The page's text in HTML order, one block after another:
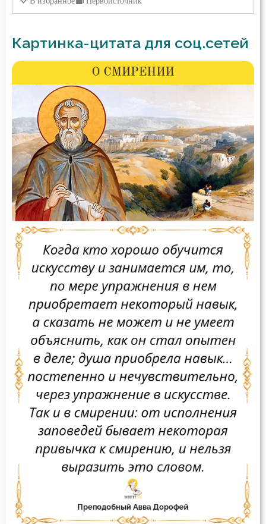
Картинка-цитата для соц.сетей